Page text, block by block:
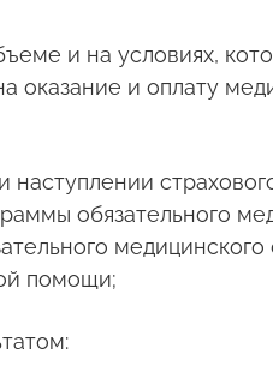
и на условиях,
оказание и оплату
обязательного
медицинского
помощи;